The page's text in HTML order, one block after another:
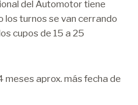
del Automotor tiene
los turnos se van cerrando
cupos de 15 a 25
meses aprox. más fecha de